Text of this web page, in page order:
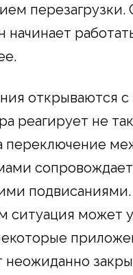
перезагрузки.
начинает
открываются с
реагирует не
переключение
ситуация может
неожиданно